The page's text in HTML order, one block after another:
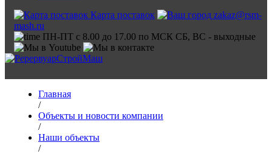
Карта поставок
zakaz@rsm-
mash.ru
ПН-ПТ с 8.00 до 17.00 по МСК СБ, ВС - выходные
Главная
/
Объекты и новости компании
/
Наши объекты
/